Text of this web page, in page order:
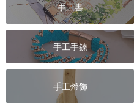
手工書
手工手鍊
手工燈飾